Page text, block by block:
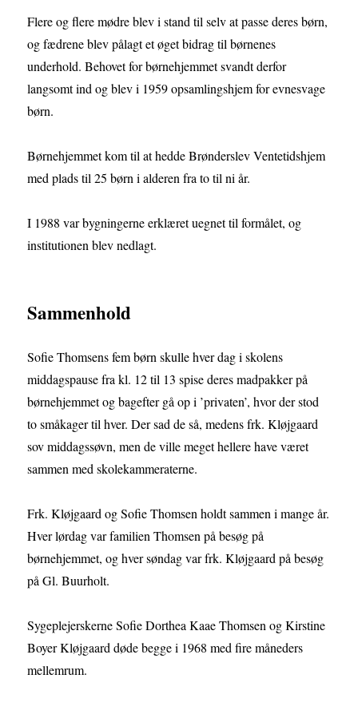
Flere og flere mødre blev i stand til selv at passe deres børn,
og fædrene blev pålagt et øget bidrag til børnenes
underhold. Behovet for børnehjemmet svandt derfor
langsomt ind og blev i 1959 opsamlingshjem for evnesvage
børn.
Børnehjemmet kom til at hedde Brønderslev Ventetidshjem
med plads til 25 børn i alderen fra to til ni år.
I 1988 var bygningerne erklæret uegnet til formålet, og
institutionen blev nedlagt.
Sammenhold
Sofie Thomsens fem børn skulle hver dag i skolens
middagspause fra kl. 12 til 13 spise deres madpakker på
børnehjemmet og bagefter gå op i ’privaten’, hvor der stod
to småkager til hver. Der sad de så, medens frk. Kløjgaard
sov middagssøvn, men de ville meget hellere have været
sammen med skolekammeraterne.
Frk. Kløjgaard og Sofie Thomsen holdt sammen i mange år.
Hver lørdag var familien Thomsen på besøg på
børnehjemmet, og hver søndag var frk. Kløjgaard på besøg
på Gl. Buurholt.
Sygeplejerskerne Sofie Dorthea Kaae Thomsen og Kirstine
Boyer Kløjgaard døde begge i 1968 med fire måneders
mellemrum.